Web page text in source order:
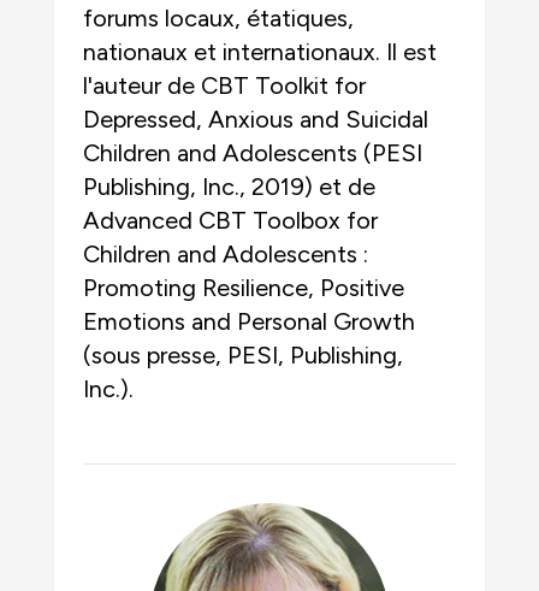
forums locaux, étatiques,
nationaux et internationaux. Il est
l'auteur de CBT Toolkit for
Depressed, Anxious and Suicidal
Children and Adolescents (PESI
Publishing, Inc., 2019) et de
Advanced CBT Toolbox for
Children and Adolescents :
Promoting Resilience, Positive
Emotions and Personal Growth
(sous presse, PESI, Publishing,
Inc.).